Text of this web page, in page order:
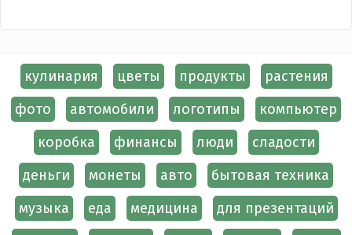
кулинария цветы продукты
растения
фото
автомобили логотипы
компьютер
коробка
финансы люди
сладости
деньги
монеты авто
бытовая техника
музыка
еда медицина
для презентаций